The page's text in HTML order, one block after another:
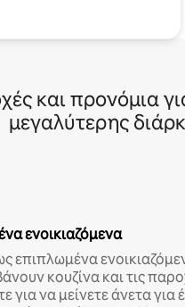
και προνόμια
μεγαλύτερης
ενοικιαζόμενα
επιπλωμένα
κουζίνα και τις
για να μείνετε άνετα